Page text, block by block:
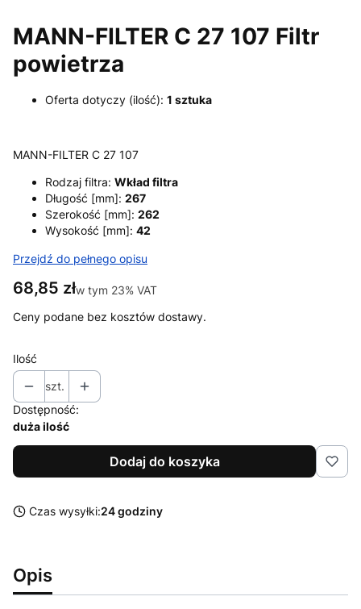
MANN-FILTER C 27 107 Filtr
powietrza
Oferta dotyczy (ilość): 1 sztuka
MANN-FILTER C 27 107
Rodzaj filtra: Wkład filtra
Długość [mm]: 267
Szerokość [mm]: 262
Wysokość [mm]: 42
Przejdź do pełnego opisu
Cena
68,85 złw tym 23% VAT
w tym 23% VAT
Ceny podane bez kosztów dostawy.
Ilość
szt.
Dostępność:
duża ilość
Dodaj do koszyka
Czas wysyłki:24 godziny
Opis